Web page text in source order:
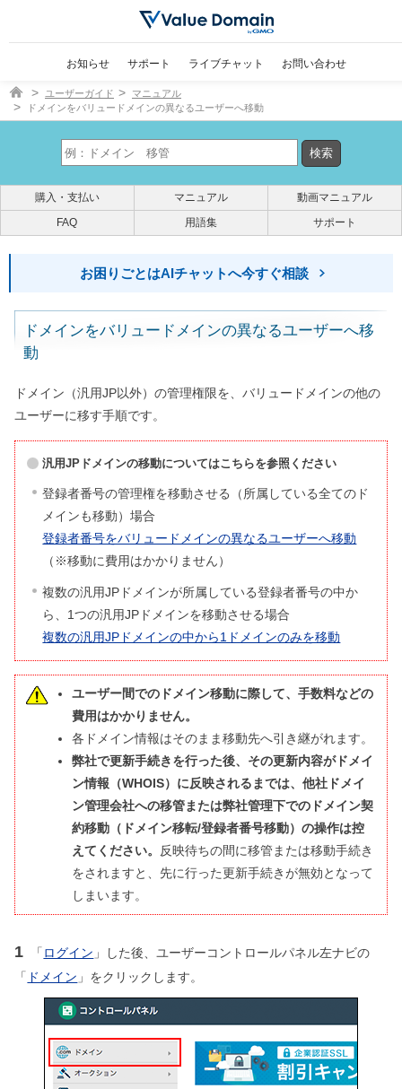
お知らせ サポート ライブチャット お問い合わせ
ドメイン取得ならバリュードメイン
ユーザーガイド
マニュアル
ドメインをバリュードメインの異なるユーザーへ移動
購入・支払い マニュアル
動画マニュアル
FAQ
用語集 サポート
お困りごとはAIチャットへ今すぐ相談
ドメインをバリュードメインの異なるユーザーへ移
動
ドメイン（汎用JP以外）の管理権限を、バリュードメインの他の
ユーザーに移す手順です。
汎用JPドメインの移動についてはこちらを参照ください
登録者番号の管理権を移動させる（所属している全てのド
メインも移動）場合
登録者番号をバリュードメインの異なるユーザーへ移動
（※移動に費用はかかりません）
複数の汎用JPドメインが所属している登録者番号の中か
ら、1つの汎用JPドメインを移動させる場合
複数の汎用JPドメインの中から1ドメインのみを移動
ユーザー間でのドメイン移動に際して、手数料などの
費用はかかりません。
各ドメイン情報はそのまま移動先へ引き継がれます。
弊社で更新手続きを行った後、その更新内容がドメイ
ン情報（WHOIS）に反映されるまでは、他社ドメイ
ン管理会社への移管または弊社管理下でのドメイン契
約移動（ドメイン移転/登録者番号移動）の操作は控
えてください。 反映待ちの間に移管または移動手続き
をされますと、先に行った更新手続きが無効となって
しまいます。
1 「ログイン 」した後、ユーザーコントロールパネル左ナビの
「 ドメイン 」をクリックします。